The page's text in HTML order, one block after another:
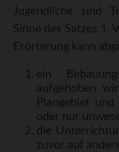
Jugendliche sind
Sinne des Satzes 1.
Erörterung kann
ein
aufgehoben
Plangebiet
oder nur
die
zuvor auf